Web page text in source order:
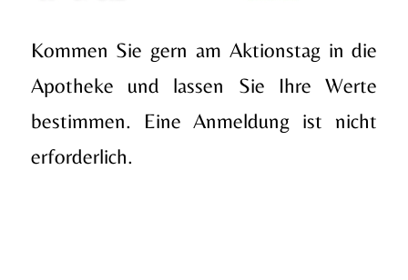
Kommen Sie gern am Aktionstag in die
Apotheke und lassen Sie Ihre Werte
bestimmen. Eine Anmeldung ist nicht
erforderlich.